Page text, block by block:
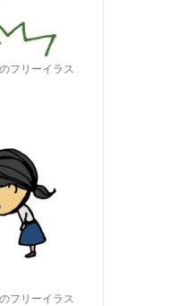
フリーイラス
フリーイラス